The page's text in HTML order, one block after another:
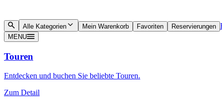
Alle Kategorien Mein Warenkorb Favoriten Reservierungen
MENU
Touren
Entdecken und buchen Sie beliebte Touren.
Zum Detail